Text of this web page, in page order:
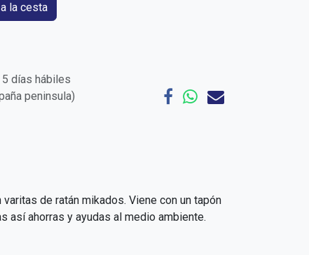
la cesta
5 días hábiles
peninsula)
de ratán mikados. Viene con un tapón
así ahorras y ayudas al medio ambiente.